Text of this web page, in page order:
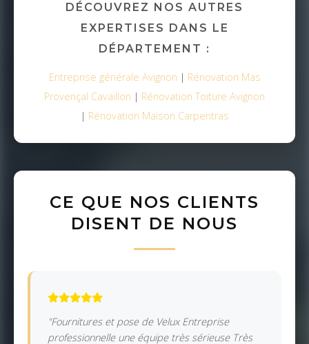
DÉCOUVREZ NOS AUTRES
EXPERTISES DANS LE
DÉPARTEMENT :
Entreprise générale Avignon | Rénovation Mas
Provençal Cavaillon | Rénovation Toiture Avignon
| Rénovation Maison Carpentras
CE QUE NOS CLIENTS
DISENT DE NOUS
"Fournitures et pose de Velux Entreprise
professionnelle une équipe très sérieuse Très